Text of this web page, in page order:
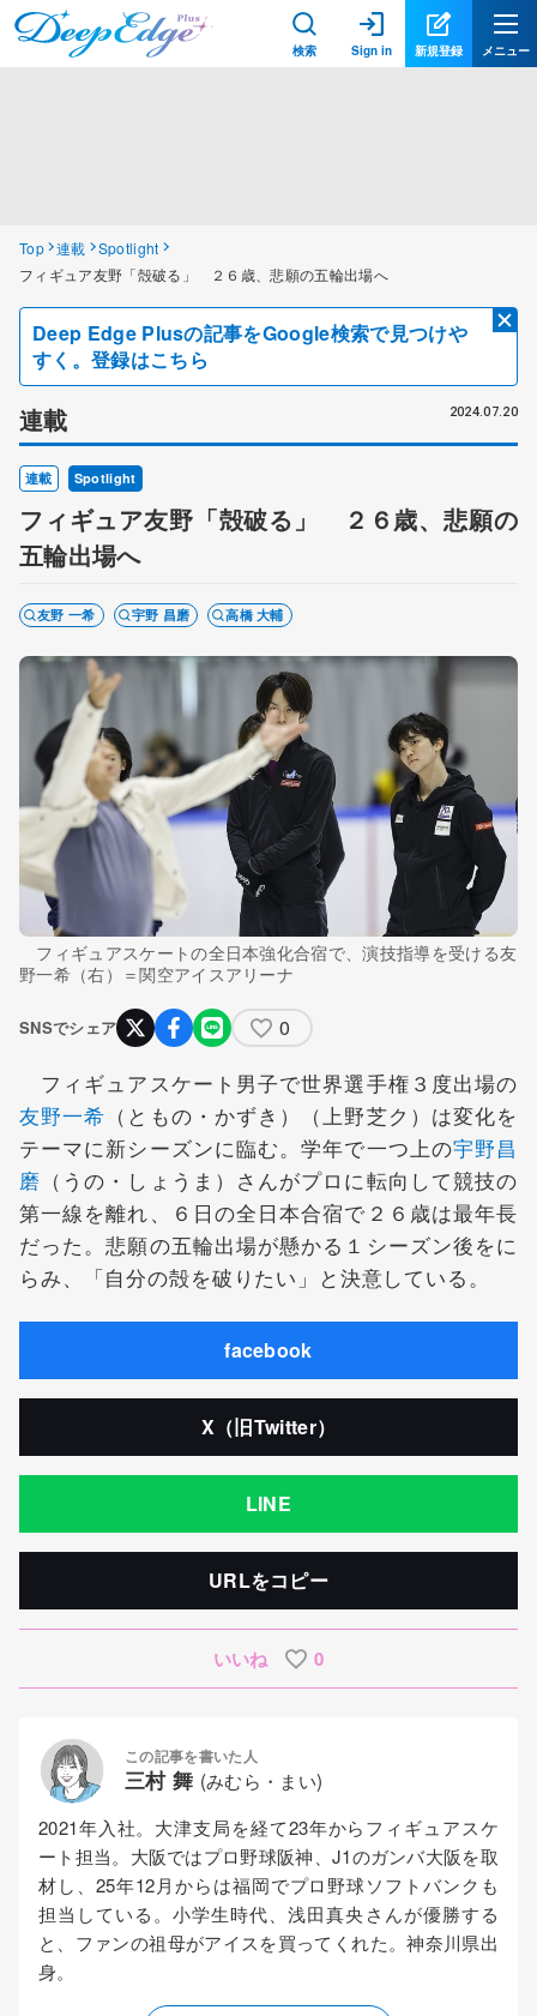
検索 Sign in 新規登録 メニュー
Top 連載
Spotlight
フィギュア友野「殻破る」 ２６歳、悲願の五輪出場へ
Deep Edge Plusの記事をGoogle検索で見つけや
すく。登録はこちら
連載 2024.07.20
連載 Spotlight
フィギュア友野「殻破る」 ２６歳、悲願の
五輪出場へ
友野 一希 宇野 昌磨 高橋 大輔
フィギュアスケートの全日本強化合宿で、演技指導を受ける友
野一希（右）＝関空アイスアリーナ
SNSでシェア 0
フィギュアスケート男子で世界選手権３度出場の
友野一希 （ともの・かずき）（上野芝ク）は変化を
テーマに新シーズンに臨む。学年で一つ上の宇野昌
磨 （うの・しょうま）さんがプロに転向して競技の
第一線を離れ、６日の全日本合宿で２６歳は最年長
だった。悲願の五輪出場が懸かる１シーズン後をに
らみ、「自分の殻を破りたい」と決意している。
facebook
X（旧Twitter）
LINE
URLをコピー
いいね 0
この記事を書いた人
三村 舞 (みむら・まい)
2021年入社。大津支局を経て23年からフィギュアスケ
ート担当。大阪ではプロ野球阪神、J1のガンバ大阪を取
材し、25年12月からは福岡でプロ野球ソフトバンクも
担当している。小学生時代、浅田真央さんが優勝する
と、ファンの祖母がアイスを買ってくれた。神奈川県出
身。